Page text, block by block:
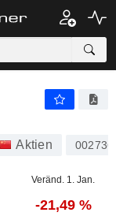
10,30
Aktien 002736
Veränd. 1. Jan.
-21,49 %